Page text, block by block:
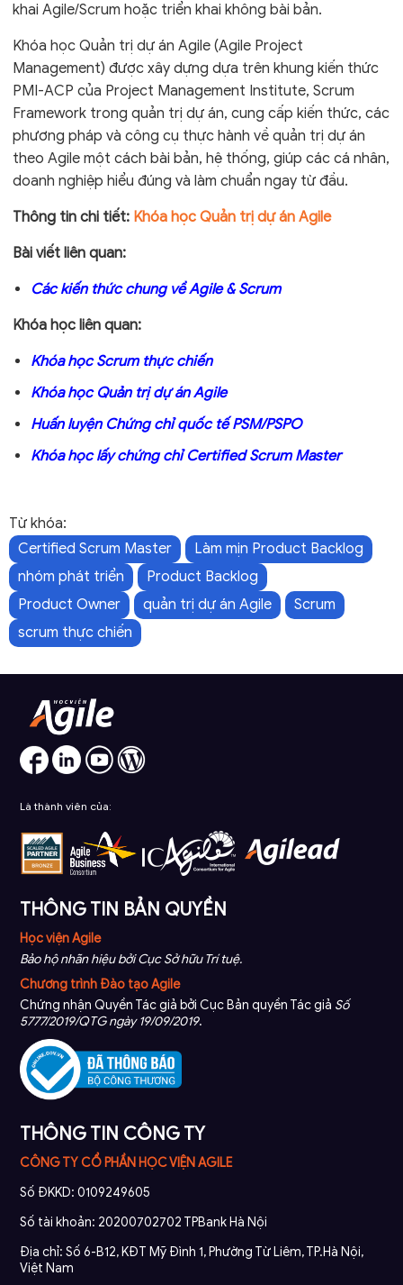
khai Agile/Scrum hoặc triển khai không bài bản.
Khóa học Quản trị dự án Agile (Agile Project
Management) được xây dựng dựa trên khung kiến thức
PMI-ACP của Project Management Institute, Scrum
Framework trong quản trị dự án, cung cấp kiến thức, các
phương pháp và công cụ thực hành về quản trị dự án
theo Agile một cách bài bản, hệ thống, giúp các cá nhân,
doanh nghiệp hiểu đúng và làm chuẩn ngay từ đầu.
Thông tin chi tiết: Khóa học Quản trị dự án Agile
Bài viết liên quan:
Các kiến thức chung về Agile & Scrum
Khóa học liên quan:
Khóa học Scrum thực chiến
Khóa học Quản trị dự án Agile
Huấn luyện Chứng chỉ quốc tế PSM/PSPO
Khóa học lấy chứng chỉ Certified Scrum Master
Từ khóa:
Certified Scrum Master
Làm mịn Product Backlog
nhóm phát triển
Product Backlog
Product Owner
quản trị dự án Agile
Scrum
scrum thực chiến
Là thành viên của:
THÔNG TIN BẢN QUYỀN
Học viện Agile
Bảo hộ nhãn hiệu bởi Cục Sở hữu Trí tuệ.
Chương trình Đào tạo Agile
Chứng nhận Quyền Tác giả bởi Cục Bản quyền Tác giả Số
5777/2019/QTG ngày 19/09/2019.
THÔNG TIN CÔNG TY
CÔNG TY CỔ PHẦN HỌC VIỆN AGILE
Số ĐKKD: 0109249605
Số tài khoản: 20200702702 TPBank Hà Nội
Địa chỉ: Số 6-B12, KĐT Mỹ Đình 1, Phường Từ Liêm, TP.Hà Nội,
Việt Nam